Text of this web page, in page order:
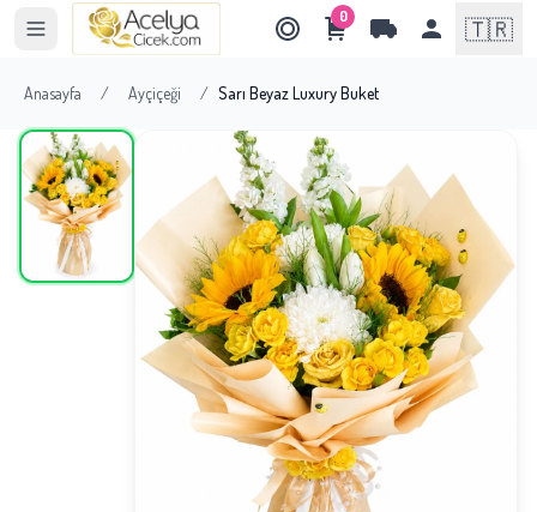
0 🇹🇷
Anasayfa / Ayçiçeği / Sarı Beyaz Luxury Buket